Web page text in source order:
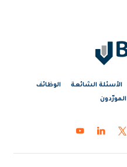
الأسئلة الشائعة
الوظائف
المورّدون